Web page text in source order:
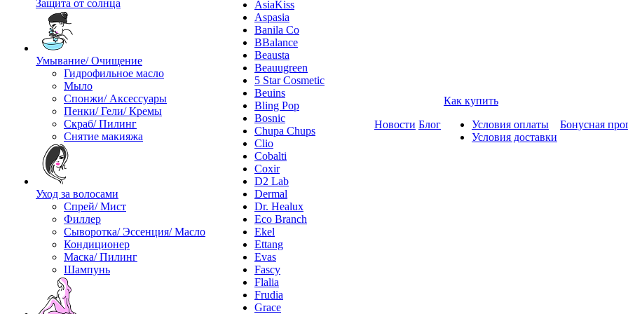
Защита от солнца
Умывание/ Очищение
Гидрофильное масло
Мыло
Спонжи/ Аксессуары
Пенки/ Гели/ Кремы
Скраб/ Пилинг
Снятие макияжа
Уход за волосами
Спрей/ Мист
Филлер
Сыворотка/ Эссенция/ Масло
Кондиционер
Маска/ Пилинг
Шампунь
AsiaKiss
Aspasia
Banila Co
BBalance
Beausta
Beauugreen
5 Star Cosmetic
Beuins
Bling Pop
Bosnic
Chupa Chups
Clio
Cobalti
Coxir
D2 Lab
Dermal
Dr. Healux
Eco Branch
Ekel
Ettang
Evas
Fascy
Flalia
Frudia
Grace
Новости Блог
Как купить
Условия оплаты
Условия доставки
Бонусная